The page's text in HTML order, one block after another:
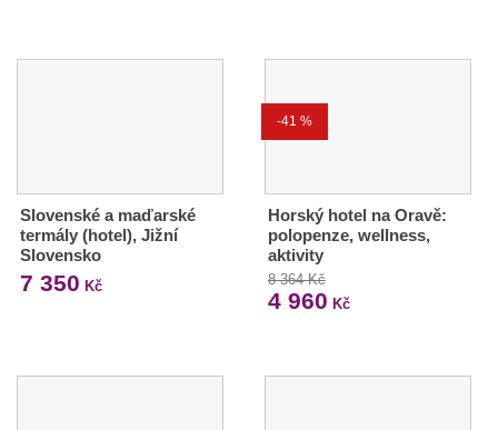
Slovenské a maďarské
termály (hotel), Jižní
Slovensko
7 350 Kč
-41 %
Horský hotel na Oravě:
polopenze, wellness,
aktivity
8 364 Kč
4 960 Kč